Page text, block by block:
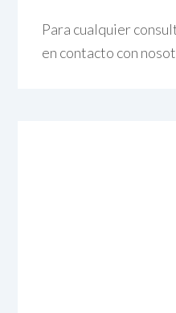
Para cualquier
en contacto con